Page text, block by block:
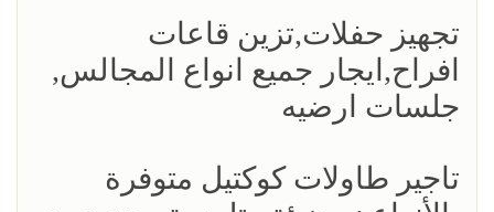
تجهيز حفلات,تزين قاعات
افراح,ايجار جميع انواع المجالس,
جلسات ارضيه
تاجير طاولات كوكتيل متوفرة